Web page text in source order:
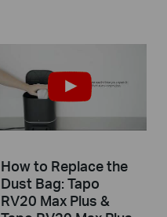
How to Replace the
Dust Bag: Tapo
RV20 Max Plus &